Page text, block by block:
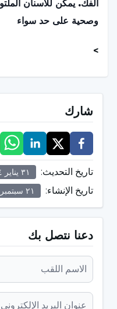
الفك. يمكن للأسنان
وصحية على حد سواء
>
ما هي أسباب اعوجاج
الأسنان المعوجة،
هي حالة يمكن أن تنتج
والبيئية والشخصية. بعض
اعوجاج الأسنان هي:
التاريخ العائلي هو أحد
المعوجة. إذا كان لدى
من احتمالية أن يكون
مماثلة.
شارك
تاريخ التحديث: ٣١ يناير ٢٠٢٤
تاريخ الإنشاء: ٢١ سبتمبر ٢٠٢٣
دعنا نتصل بك